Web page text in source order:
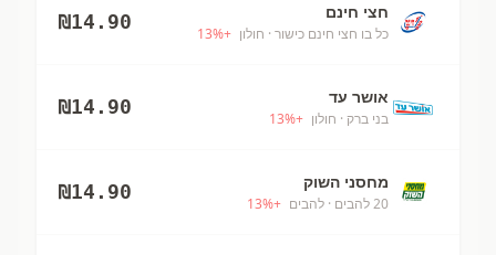
חצי חינם
כל בו חצי חינם כישור · חולון +
13%
₪14.90
אושר עד
בני ברק · חולון +
13%
₪14.90
מחסני השוק
20 להבים · להבים +
13%
₪14.90